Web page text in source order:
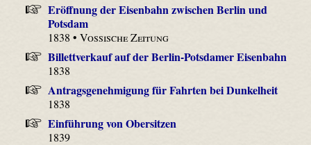
Eröffnung der Eisenbahn zwischen Berlin und
Potsdam
1838 •Vossische Zeitung
Billettverkauf auf der Berlin-Potsdamer Eisenbahn
1838
Antragsgenehmigung für Fahrten bei Dunkelheit
1838
Einführung von Obersitzen
1839